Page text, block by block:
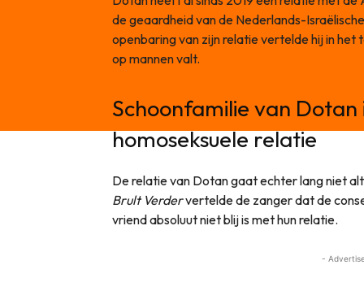
de geaardheid van de Nederlands-
openbaring van zijn relatie vertelde hij in het
op mannen valt.
Schoonfamilie van Dotan
homoseksuele relatie
De relatie van Dotan gaat echter lang niet
Brult Verdervertelde de zanger dat de
vriend absoluut niet blij is met hun relatie.
-